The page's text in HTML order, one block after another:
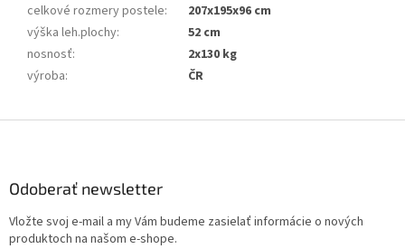
celkové rozmery postele:
207x195x96 cm
výška leh.plochy:
52 cm
nosnosť:
2x130 kg
výroba: ČR
Odoberať newsletter
Vložte svoj e-mail a my Vám budeme zasielať informácie o nových
produktoch na našom e-shope.